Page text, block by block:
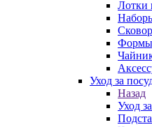
Лотки
Формы
Уход за
Назад
Уход